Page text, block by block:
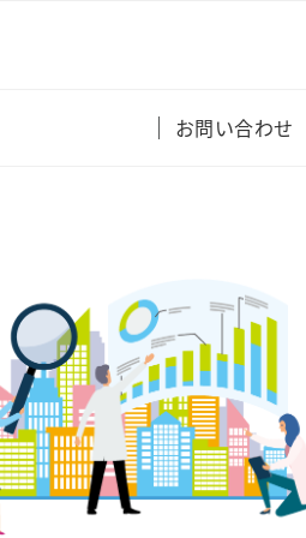
お問い合わせ